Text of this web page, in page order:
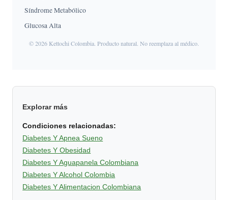
Síndrome Metabólico
Glucosa Alta
© 2026 Kettochi Colombia. Producto natural. No reemplaza al médico.
Explorar más
Condiciones relacionadas:
Diabetes Y Apnea Sueno
Diabetes Y Obesidad
Diabetes Y Aguapanela Colombiana
Diabetes Y Alcohol Colombia
Diabetes Y Alimentacion Colombiana